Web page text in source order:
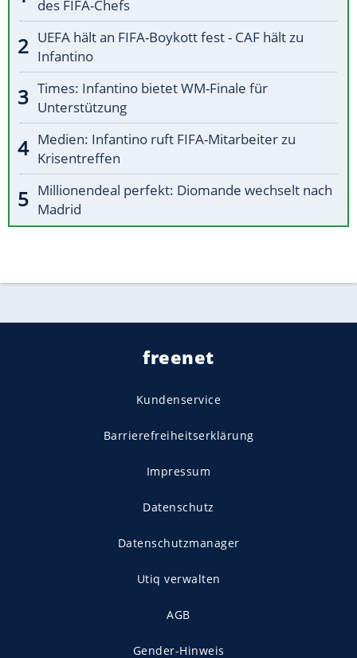
des FIFA-Chefs
UEFA hält an FIFA-Boykott fest - CAF hält zu
Infantino
Times: Infantino bietet WM-Finale für
Unterstützung
Medien: Infantino ruft FIFA-Mitarbeiter zu
Krisentreffen
Millionendeal perfekt: Diomande wechselt nach
Madrid
freenet
Kundenservice
Barrierefreiheitserklärung
Impressum
Datenschutz
Datenschutzmanager
Utiq verwalten
AGB
Gender-Hinweis